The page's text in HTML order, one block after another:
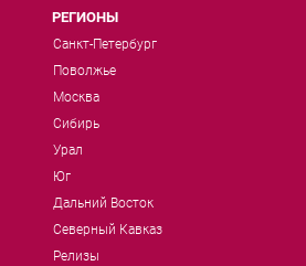
РЕГИОНЫ
Санкт-Петербург
Поволжье
Москва
Сибирь
Урал
Юг
Дальний Восток
Северный Кавказ
Релизы